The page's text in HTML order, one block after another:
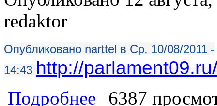
redaktor
Опубликовано narttel в Ср, 10/08/2011 -
14:43 http://
Подробнее о Депутаты Народного Собрания
6387